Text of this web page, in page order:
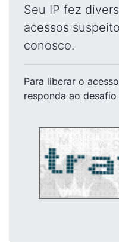
Seu IP fez
acessos
conosco.
Para liberar o acesso
responda ao desafio